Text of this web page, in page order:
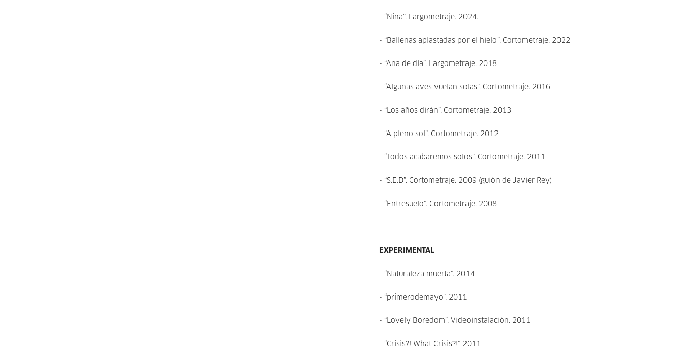
- “Nina”. Largometraje. 2024.
- “Ballenas aplastadas por el hielo”. Cortometraje. 2022
- “Ana de día”. Largometraje. 2018
- “Algunas aves vuelan solas”. Cortometraje. 2016
- “Los años dirán”. Cortometraje. 2013
- “A pleno sol”. Cortometraje. 2012
- “Todos acabaremos solos”. Cortometraje. 2011
- “S.E.D”. Cortometraje. 2009 (guión de Javier Rey)
- “Entresuelo”. Cortometraje. 2008
EXPERIMENTAL
- “Naturaleza muerta”. 2014
- “primerodemayo”. 2011
- “Lovely Boredom”. Videoinstalación. 2011
- “Crisis?! What Crisis?!” 2011